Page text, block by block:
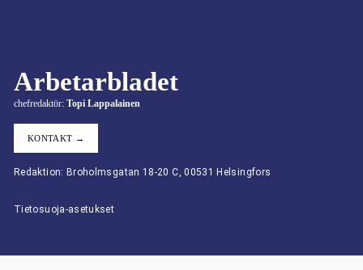
Arbetarbladet
chefredaktör: Topi Lappalainen
KONTAKT →
Redaktion: Broholmsgatan 18-20 C, 00531 Helsingfors
Tietosuoja-asetukset